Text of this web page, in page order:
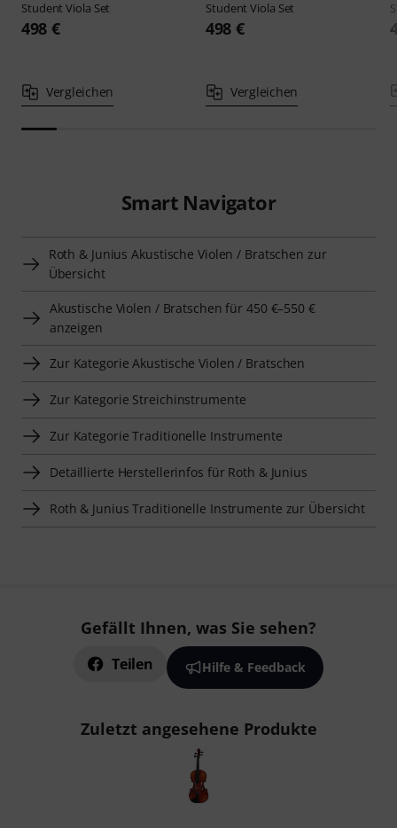
Student Viola Set
498 €
Vergleichen
Student Viola Set
498 €
Vergleichen
Smart Navigator
Roth & Junius Akustische Violen / Bratschen zur
Übersicht
Akustische Violen / Bratschen für 450 €–550 €
anzeigen
Zur Kategorie Akustische Violen / Bratschen
Zur Kategorie Streichinstrumente
Zur Kategorie Traditionelle Instrumente
Detaillierte Herstellerinfos für Roth & Junius
Roth & Junius Traditionelle Instrumente zur Übersicht
Gefällt Ihnen, was Sie sehen?
Teilen Hilfe & Feedback
Zuletzt angesehene Produkte